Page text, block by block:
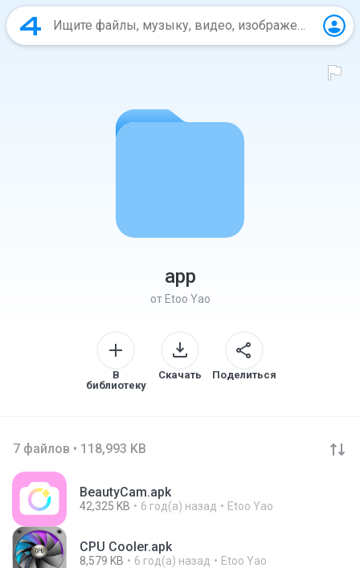
app
от Etoo Yao
В
библиотеку
Скачать Поделиться
7 файлов • 118,993 KB
BeautyCam.apk
42,325 KB 6 год(а) назад Etoo Yao
CPU Cooler.apk
8,579 KB 6 год(а) назад Etoo Yao